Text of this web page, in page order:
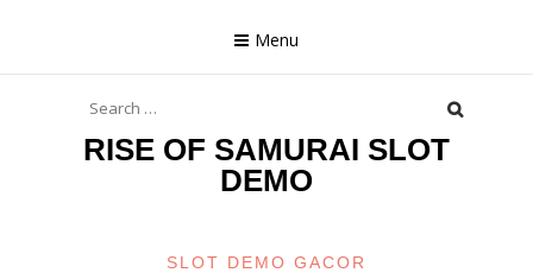
Menu
for:
RISE OF SAMURAI SLOT
DEMO
SLOT DEMO GACOR